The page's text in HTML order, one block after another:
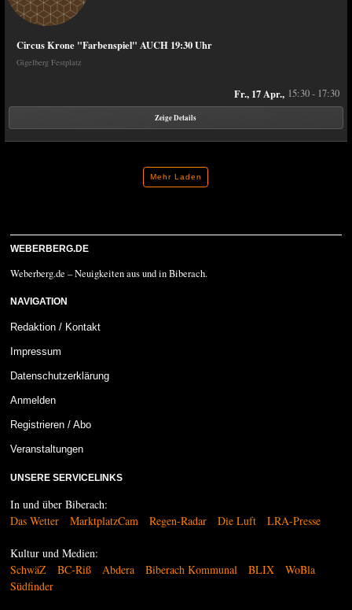
Circus Krone "Farbenspiel" AUCH 19:30 Uhr
Gigelberg Festplatz
Fr., 17 Apr., 15:30 - 17:30
Zeige Details
Mehr Laden
WEBERBERG.DE
Weberberg.de – Neuigkeiten aus und in Biberach.
NAVIGATION
Redaktion / Kontakt
Impressum
Datenschutzerklärung
Anmelden
Registrieren / Abo
Veranstaltungen
UNSERE SERVICELINKS
In und über Biberach:
Das Wetter
MarktplatzCam Regen-Radar Die Luft LRA-Presse
Kultur und Medien:
SchwäZ
BC-Riß Abdera Biberach Kommunal BLIX
WoBla
Südfinder